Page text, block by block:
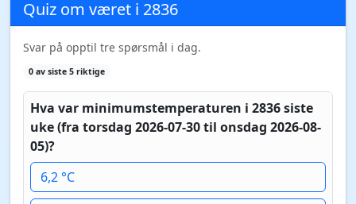
Quiz om været i 2836
Svar på opptil tre spørsmål i dag.
0 av siste 5 riktige
Hva var minimumstemperaturen i 2836 siste
uke (fra torsdag 2026-07-30 til onsdag 2026-08-
05)?
6,2 °C